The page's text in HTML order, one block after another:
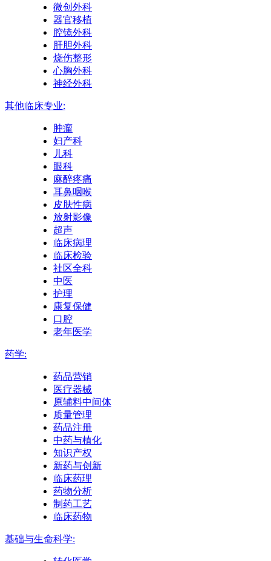
微创外科
器官移植
腔镜外科
肝胆外科
烧伤整形
心胸外科
神经外科
其他临床专业:
肿瘤
妇产科
儿科
眼科
麻醉疼痛
耳鼻咽喉
皮肤性病
放射影像
超声
临床病理
临床检验
社区全科
中医
护理
康复保健
口腔
老年医学
药学:
药品营销
医疗器械
原辅料中间体
质量管理
药品注册
中药与植化
知识产权
新药与创新
临床药理
药物分析
制药工艺
临床药物
基础与生命科学: